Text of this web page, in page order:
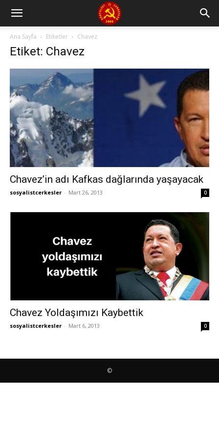
Ana Sayfa Etiketler Chavez
Etiket: Chavez
Chavez’in adı Kafkas dağlarında yaşayacak
sosyalistcerkesler - Mart 26, 2013 0
Chavez Yoldaşımızı Kaybettik
sosyalistcerkesler - Mart 6, 2013 0
©